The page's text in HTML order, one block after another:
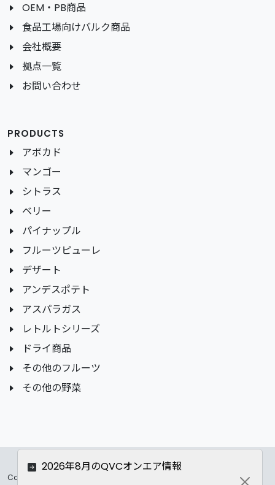
OEM・PB商品
食品工場向けバルク商品
会社概要
拠点一覧
お問い合わせ
PRODUCTS
アボカド
マンゴー
シトラス
ベリー
パイナップル
フルーツピューレ
デザート
アンデスポテト
アスパラガス
レトルトシリーズ
ドライ商品
その他のフルーツ
その他の野菜
Copyrights ©
2026年8月のQVCオンエア情報